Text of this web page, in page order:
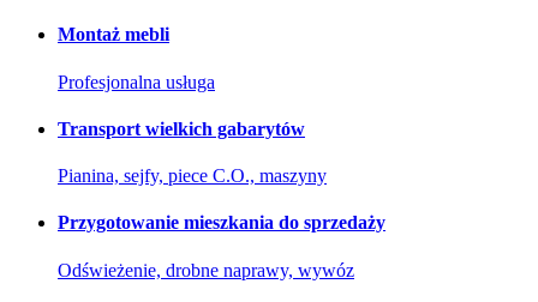
Montaż mebli
Profesjonalna usługa
Transport wielkich gabarytów
Pianina, sejfy, piece C.O., maszyny
Przygotowanie mieszkania do sprzedaży
Odświeżenie, drobne naprawy, wywóz